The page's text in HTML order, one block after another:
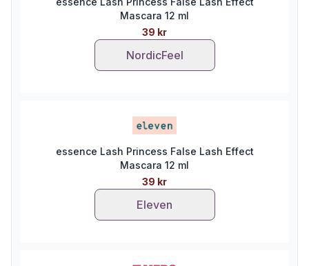
Mascara 12 ml
39 kr
NordicFeel
essence Lash Princess False Lash Effect
Mascara 12 ml
39 kr
Eleven